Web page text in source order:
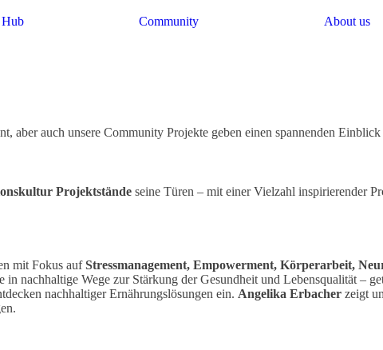
Community About us
auch unsere Community Projekte geben einen spannenden Einblick
Projektstände seine Türen – mit einer Vielzahl inspirierender
mit Fokus aufStressmanagement, Empowerment, Körperarbeit,
in nachhaltige Wege zur Stärkung der Gesundheit und Lebensqualität –
nachhaltiger Ernährungslösungen ein. Angelika Erbacher zeigt